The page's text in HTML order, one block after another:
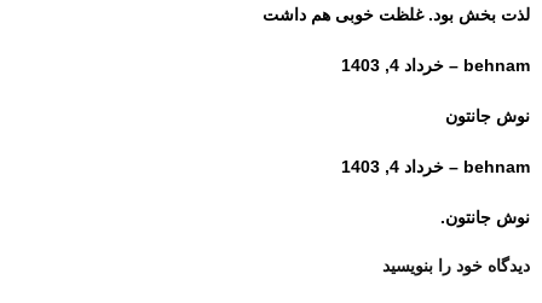
لذت بخش بود. غلظت خوبی هم داشت
behnam
– خرداد 4, 1403
نوش جانتون
behnam
– خرداد 4, 1403
نوش جانتون.
دیدگاه خود را بنویسید